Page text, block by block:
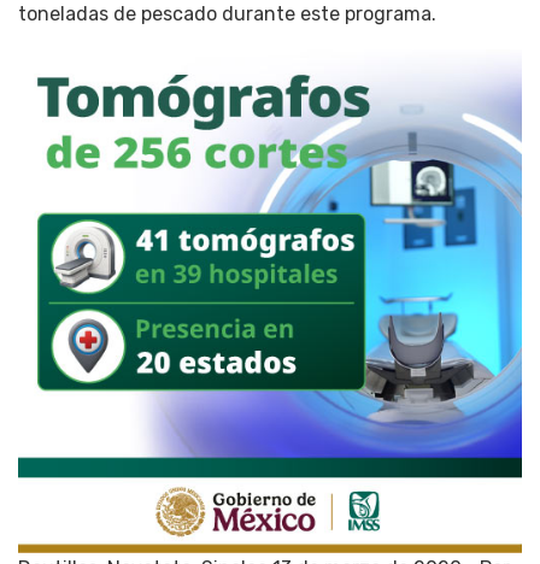
toneladas de pescado durante este programa.